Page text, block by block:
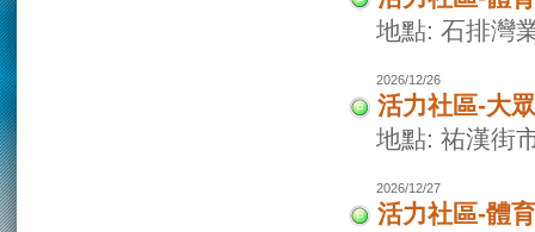
地點: 石排灣
2026/12/26
活力社區-大
地點: 祐漢街
2026/12/27
活力社區-體